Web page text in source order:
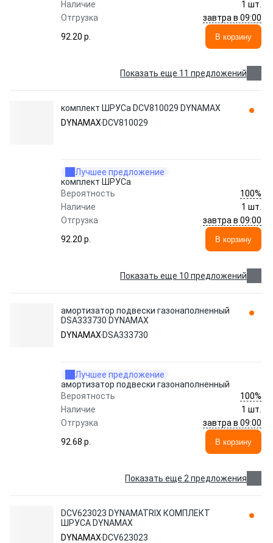
Наличие
1 шт.
Отгрузка
завтра в 09:00
92.20 p.
В корзину
Показать еще 11 предложений
комплект ШРУСа DCV810029 DYNAMAX
DYNAMAX DCV810029
Лучшее предложение
комплект ШРУСа
Вероятность
100%
Наличие
1 шт.
Отгрузка
завтра в 09:00
92.20 p.
В корзину
Показать еще 10 предложений
амортизатор подвески газонаполненный
DSA333730 DYNAMAX
DYNAMAX DSA333730
Лучшее предложение
амортизатор подвески газонаполненный
Вероятность
100%
Наличие
1 шт.
Отгрузка
завтра в 09:00
92.68 p.
В корзину
Показать еще 2 предложения
DCV623023 DYNAMATRIX КОМПЛЕКТ
ШРУСА DYNAMAX
DYNAMAX DCV623023